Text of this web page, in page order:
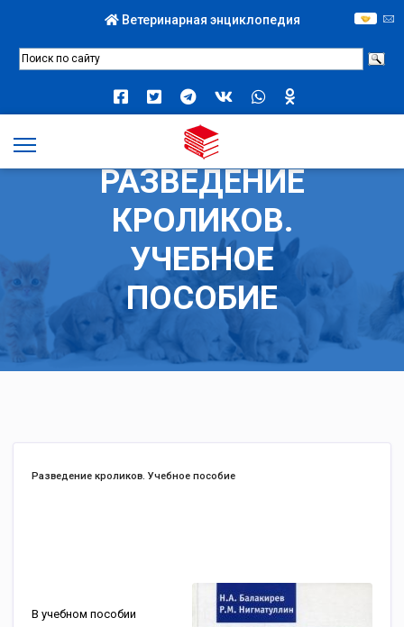
Ветеринарная энциклопедия
РАЗВЕДЕНИЕ
КРОЛИКОВ.
УЧЕБНОЕ
ПОСОБИЕ
Разведение кроликов. Учебное пособие
В учебном пособии